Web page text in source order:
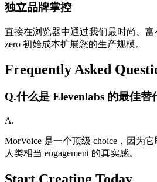
独立品牌掌控
直接在浏览器中通过我们最时尚、
zero 初始成本扩展您的生产规模。
Frequently Asked
Q.什么是 Elevenlabs 的最佳替
A.
MorVoice 是一个顶级 choice，因为
人类相当 engagement 的真实感。